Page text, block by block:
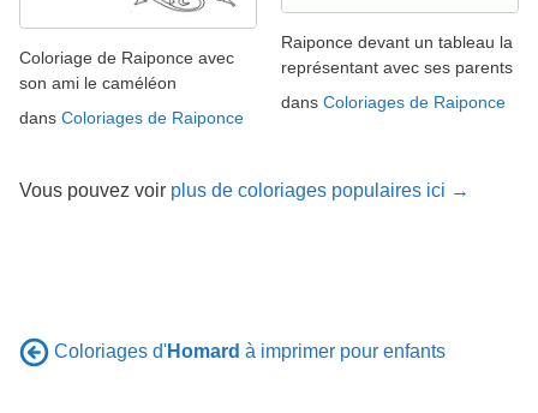
Coloriage de Raiponce avec
son ami le caméléon
dans Coloriages de Raiponce
Raiponce devant un tableau la
représentant avec ses parents
dans Coloriages de Raiponce
Vous pouvez voir plus de coloriages populaires ici →
Coloriages d'Homard à imprimer pour enfants